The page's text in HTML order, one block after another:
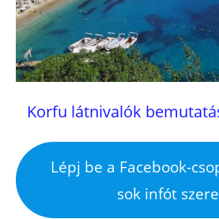
Korfu látnivalók
Lépj be a Facebook-
sok infót